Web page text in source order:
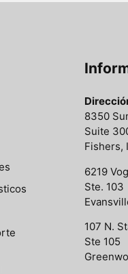
8350
Suite
Fishers,
6219
Ste. 103
107 N.
Ste 105